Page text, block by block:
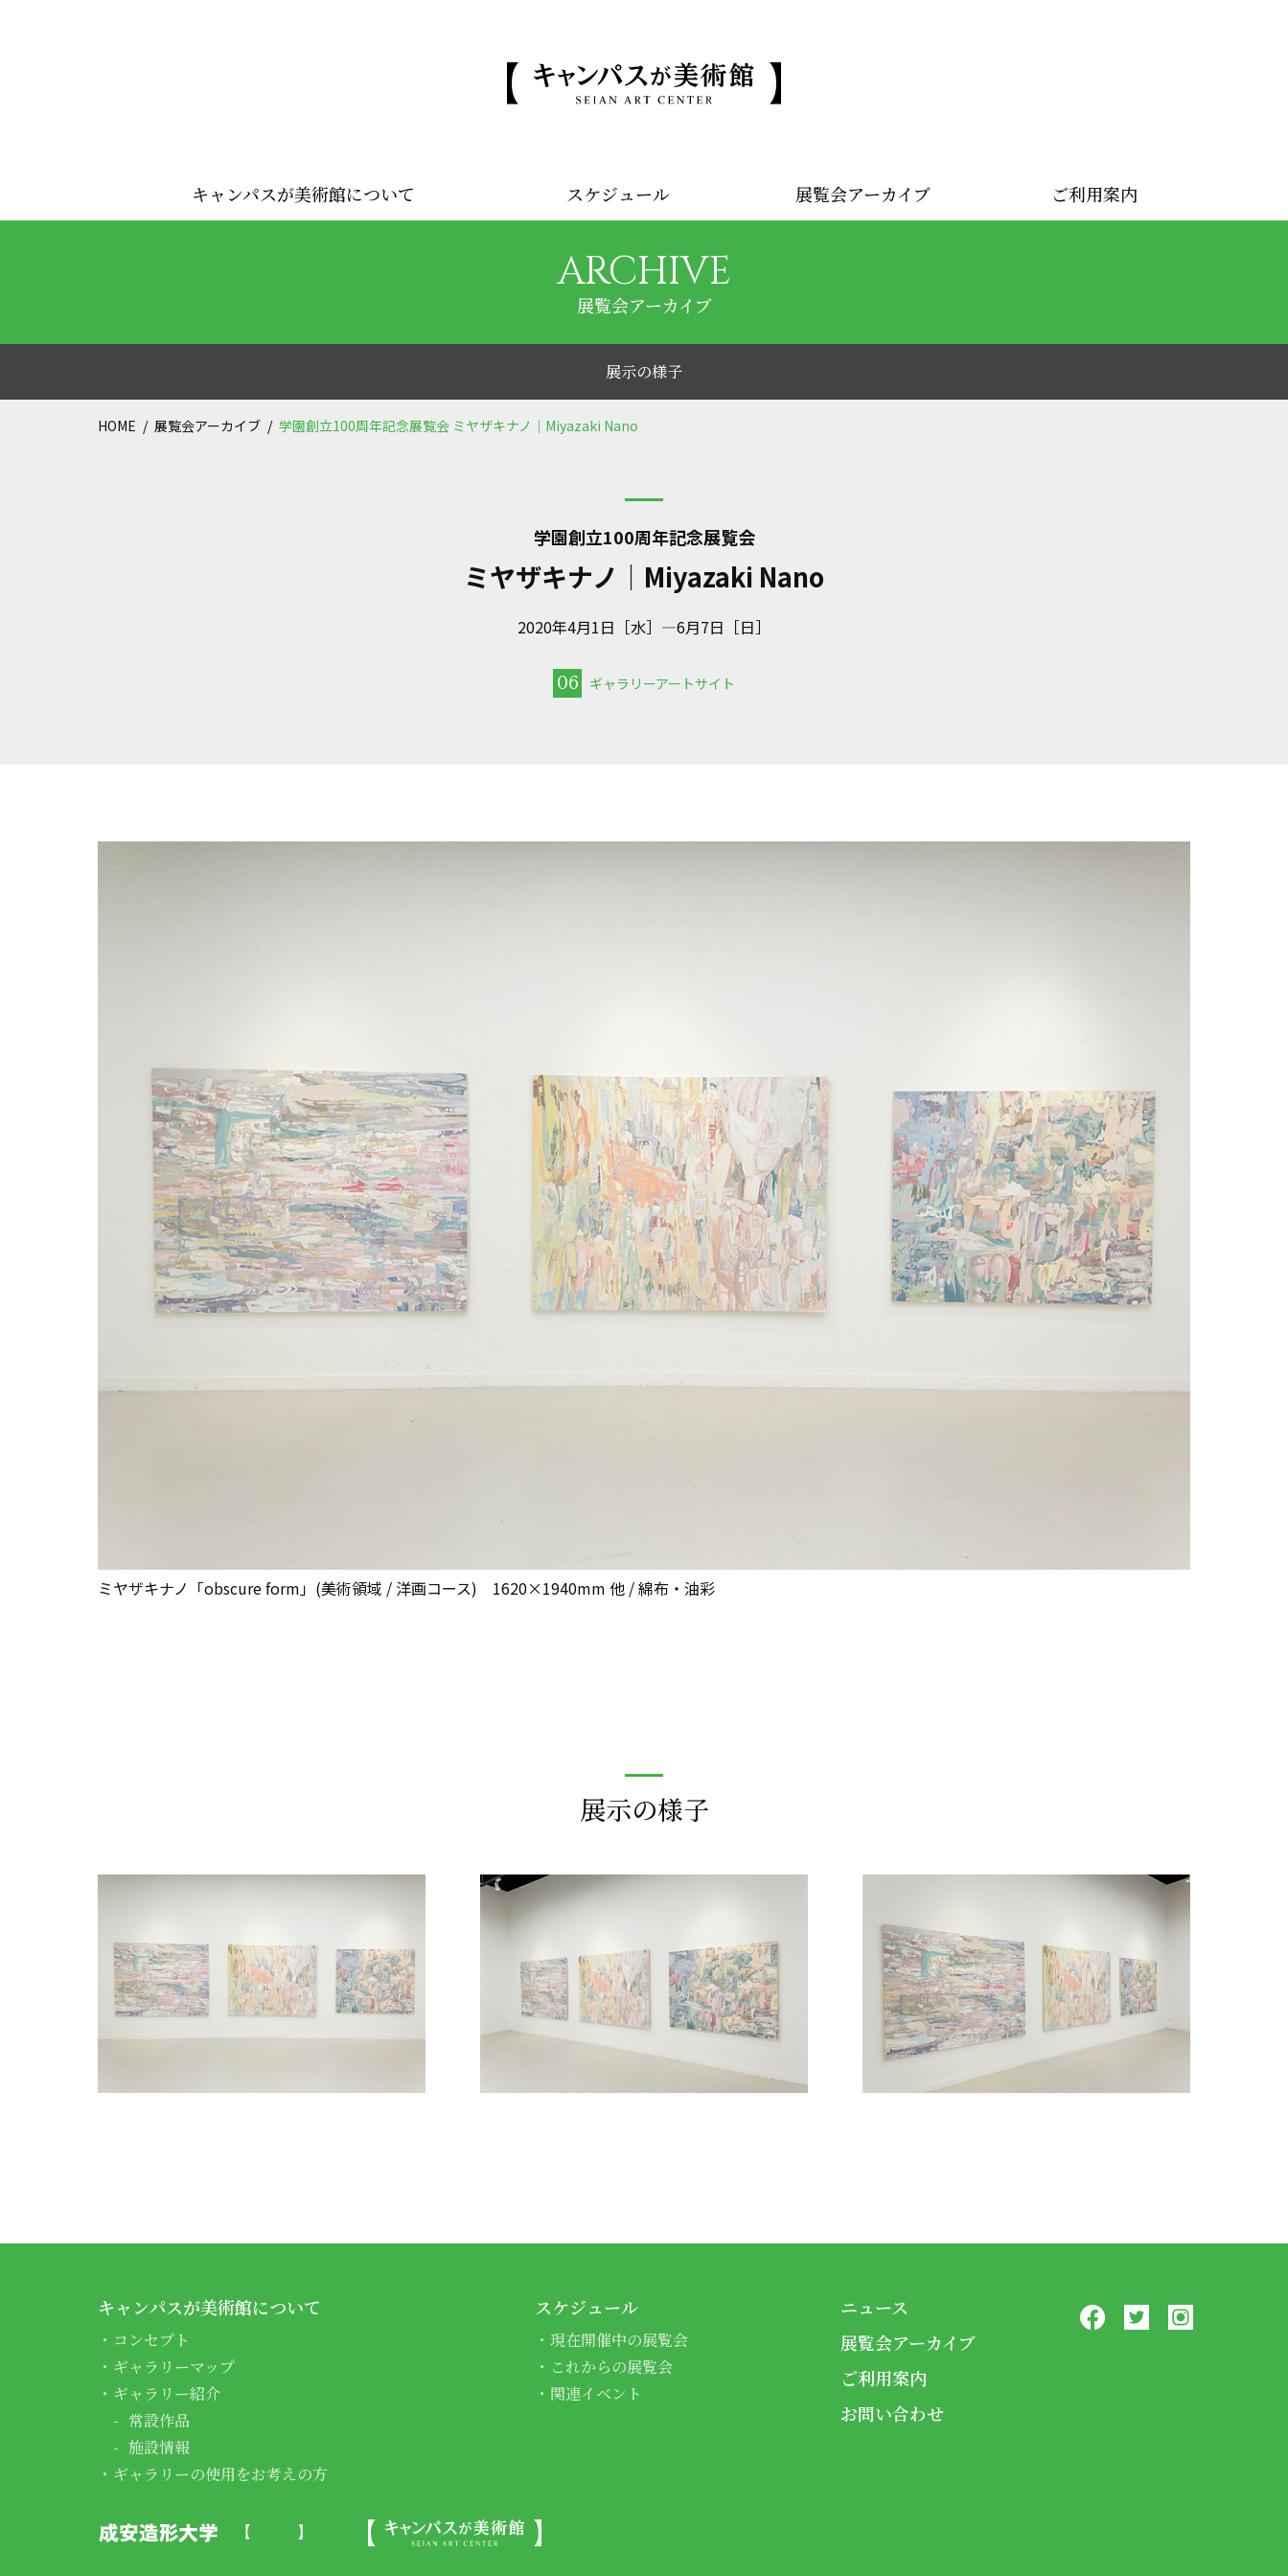
キャンパスが美術館について スケジュール 展覧会アーカイブ ご利用案内
ARCHIVE
展覧会アーカイブ
展示の様子
HOME 展覧会アーカイブ 学園創立100周年記念展覧会 ミヤザキナノ｜Miyazaki Nano
学園創立100周年記念展覧会
ミヤザキナノ｜Miyazaki Nano
2020年4月1日［水］—6月7日［日］
06 ギャラリーアートサイト
ミヤザキナノ「obscure form」(美術領域 / 洋画コース) 1620×1940mm 他 / 綿布・油彩
展示の様子
キャンパスが美術館について
コンセプト
ギャラリーマップ
ギャラリー紹介
常設作品
施設情報
ギャラリーの使用をお考えの方
スケジュール
現在開催中の展覧会
これからの展覧会
関連イベント
ニュース
展覧会アーカイブ
ご利用案内
お問い合わせ